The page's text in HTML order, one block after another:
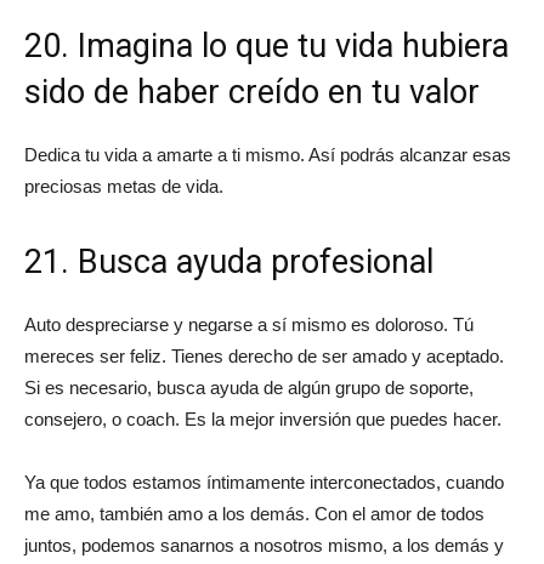
20. Imagina lo que tu vida hubiera
sido de haber creído en tu valor
Dedica tu vida a amarte a ti mismo. Así podrás alcanzar esas
preciosas metas de vida.
21. Busca ayuda profesional
Auto despreciarse y negarse a sí mismo es doloroso. Tú
mereces ser feliz. Tienes derecho de ser amado y aceptado.
Si es necesario, busca ayuda de algún grupo de soporte,
consejero, o coach. Es la mejor inversión que puedes hacer.
Ya que todos estamos íntimamente interconectados, cuando
me amo, también amo a los demás. Con el amor de todos
juntos, podemos sanarnos a nosotros mismo, a los demás y